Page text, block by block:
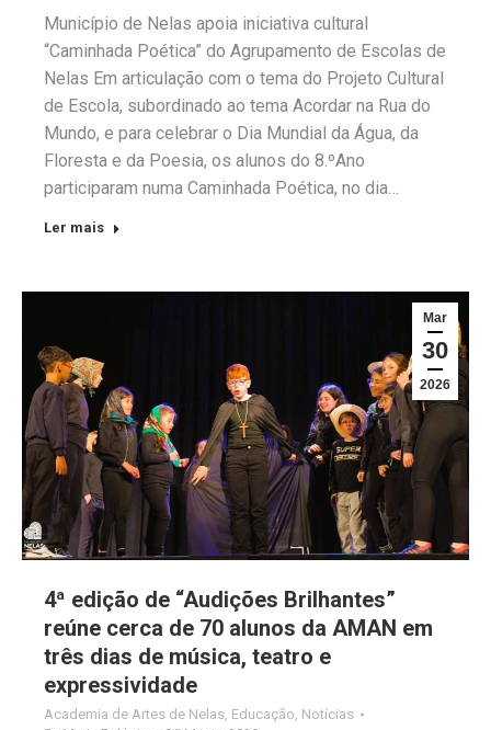
Município de Nelas apoia iniciativa cultural
“Caminhada Poética” do Agrupamento de Escolas de
Nelas Em articulação com o tema do Projeto Cultural
de Escola, subordinado ao tema Acordar na Rua do
Mundo, e para celebrar o Dia Mundial da Água, da
Floresta e da Poesia, os alunos do 8.ºAno
participaram numa Caminhada Poética, no dia…
Ler mais
Mar
30
2026
4ª edição de “Audições Brilhantes”
reúne cerca de 70 alunos da AMAN em
três dias de música, teatro e
expressividade
Academia de Artes de Nelas Educação Notícias